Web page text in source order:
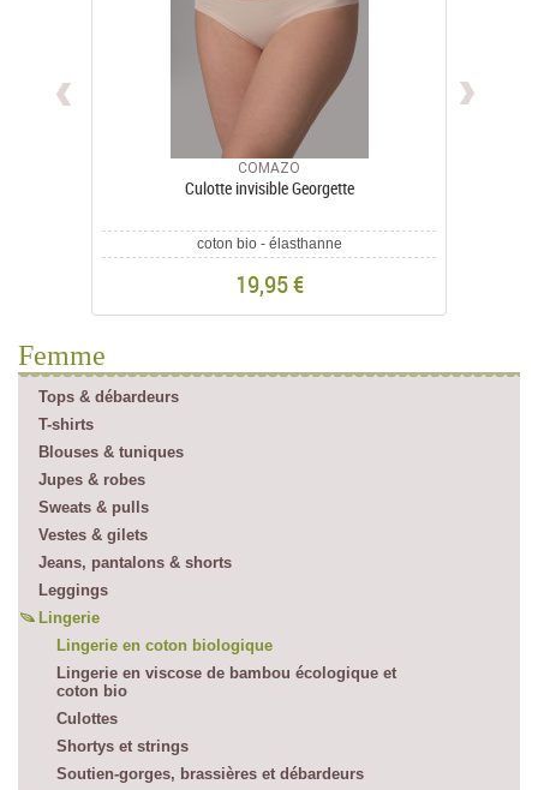
COMAZO
Culotte invisible Georgette
coton bio - élasthanne
19,95 €
Femme
Tops & débardeurs
T-shirts
Blouses & tuniques
Jupes & robes
Sweats & pulls
Vestes & gilets
Jeans, pantalons & shorts
Leggings
Lingerie
Lingerie en coton biologique
Lingerie en viscose de bambou écologique et
coton bio
Culottes
Shortys et strings
Soutien-gorges, brassières et débardeurs